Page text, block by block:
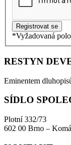
*Vyžadovaná
RESTYN
Eminentem
SÍDLO
Plotní 332/73
602 00 Brno –